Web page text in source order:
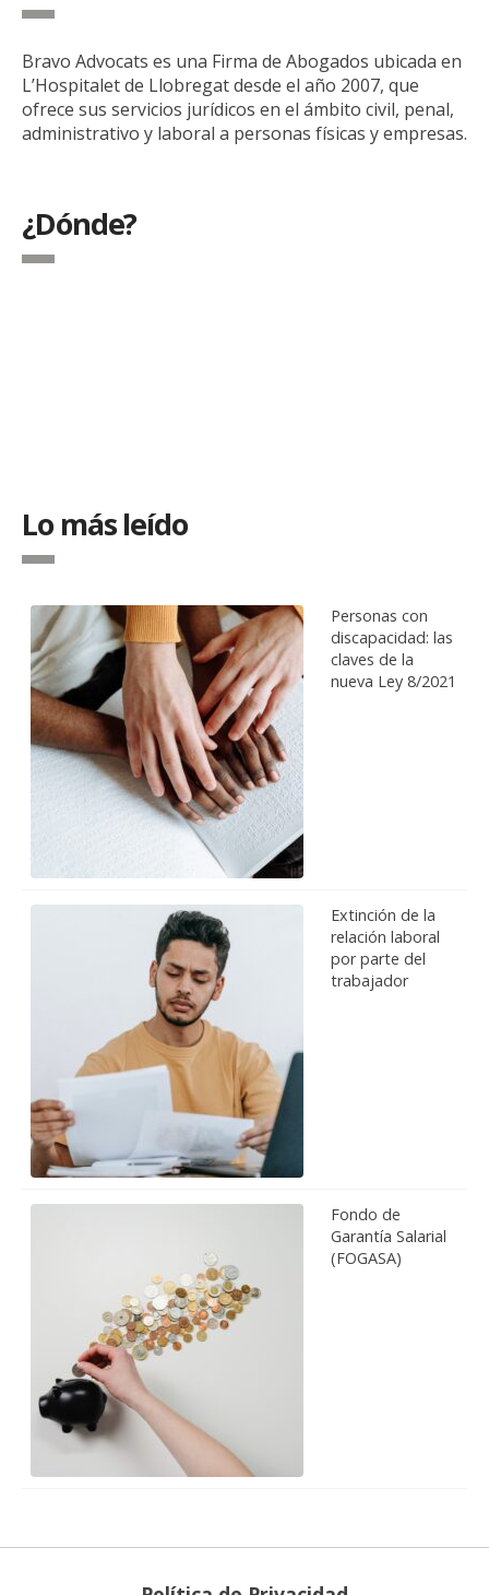
Bravo Advocats es una Firma de Abogados ubicada en
L’Hospitalet de Llobregat desde el año 2007, que
ofrece sus servicios jurídicos en el ámbito civil, penal,
administrativo y laboral a personas físicas y empresas.
¿Dónde?
Lo más leído
Personas con
discapacidad: las
claves de la
nueva Ley 8/2021
Extinción de la
relación laboral
por parte del
trabajador
Fondo de
Garantía Salarial
(FOGASA)